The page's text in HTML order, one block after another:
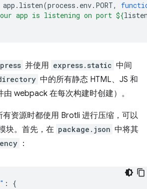
app . listen(process . env. PORT,
app is listening on port ${
并使用 express.static 中间
中的所有静态 HTML、JS 和
由 webpack 在每次构建时创建）。
有资源时都使用 Brotli 进行压缩，可以
块。首先，在 package.json 中将其
：
:
{